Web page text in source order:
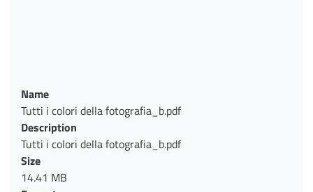
Name
Tutti i colori della fotografia_b.pdf
Description
Tutti i colori della fotografia_b.pdf
Size
14.41 MB